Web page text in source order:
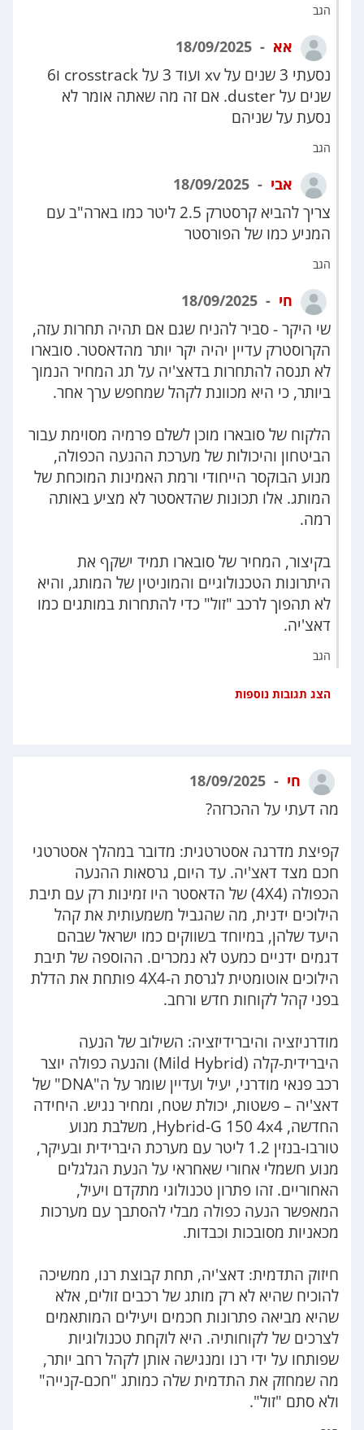
הגב
אא
נסעתי 3 שנים על xv ועוד 3 על crosstrack ו6
שנים על duster. אם זה מה שאתה אומר לא
נסעת על שניהם
הגב
אבי
צריך להביא קרסטרק 2.5 ליטר כמו בארה"ב עם
המניע כמו של הפורסטר
הגב
חי
שי היקר - סביר להניח שגם אם תהיה תחרות עזה,
הקרוסטרק עדיין יהיה יקר יותר מהדאסטר. סובארו
לא תנסה להתחרות בדאצ'יה על תג המחיר הנמוך
ביותר, כי היא מכוונת לקהל שמחפש ערך אחר.
הלקוח של סובארו מוכן לשלם פרמיה מסוימת עבור
הביטחון והיכולות של מערכת ההנעה הכפולה,
מנוע הבוקסר הייחודי ורמת האמינות המוכחת של
המותג. אלו תכונות שהדאסטר לא מציע באותה
רמה.
בקיצור, המחיר של סובארו תמיד ישקף את
היתרונות הטכנולוגיים והמוניטין של המותג, והיא
לא תהפוך לרכב "זול" כדי להתחרות במותגים כמו
דאצ'יה.
הגב
הצג תגובות נוספות
חי
מה דעתי על ההכרזה?
קפיצת מדרגה אסטרטגית: מדובר במהלך אסטרטגי
חכם מצד דאצ'יה. עד היום, גרסאות ההנעה
הכפולה (4X4) של הדאסטר היו זמינות רק עם תיבת
הילוכים ידנית, מה שהגביל משמעותית את קהל
היעד שלהן, במיוחד בשווקים כמו ישראל שבהם
דגמים ידניים כמעט לא נמכרים. ההוספה של תיבת
הילוכים אוטומטית לגרסת ה-4X4 פותחת את הדלת
בפני קהל לקוחות חדש ורחב.
מודרניזציה והיברידיזציה: השילוב של הנעה
היברידית-קלה (Mild Hybrid) והנעה כפולה יוצר
רכב פנאי מודרני, יעיל ועדיין שומר על ה"DNA" של
דאצ'יה – פשטות, יכולת שטח, ומחיר נגיש. היחידה
החדשה, Hybrid-G 150 4x4, משלבת מנוע
טורבו-בנזין 1.2 ליטר עם מערכת היברידית ובעיקר,
מנוע חשמלי אחורי שאחראי על הנעת הגלגלים
האחוריים. זהו פתרון טכנולוגי מתקדם ויעיל,
המאפשר הנעה כפולה מבלי להסתבך עם מערכות
מכאניות מסובכות וכבדות.
חיזוק התדמית: דאצ'יה, תחת קבוצת רנו, ממשיכה
להוכיח שהיא לא רק מותג של רכבים זולים, אלא
שהיא מביאה פתרונות חכמים ויעילים המותאמים
לצרכים של לקוחותיה. היא לוקחת טכנולוגיות
שפותחו על ידי רנו ומנגישה אותן לקהל רחב יותר,
מה שמחזק את התדמית שלה כמותג "חכם-קנייה"
ולא סתם "זול".